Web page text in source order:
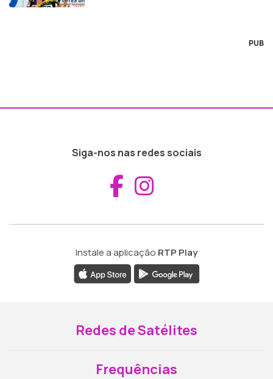
PUB
Siga-nos nas redes sociais
Aceder ao
Instale a aplicação RTP Play
Redes de Satélites
Frequências